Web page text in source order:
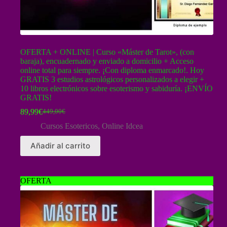
OFERTA + ONLINE | Curso «Máster de Tarot», (con
baraja), encuadernado y enviado a domicilio + Acceso
online total para siempre. ¡Con diploma enmarcado!. Hoy
GRATIS 3 estudios astrológicos personalizados a elegir +
10 libros electrónicos sobre esoterismo y sabiduría. ¡ENVÍO
GRATIS!
449,00€
El
precio
era:
89,99€El
precio
es:
Cursos Esotericos, Online Idcea
Añadir al carrito
OFERTA